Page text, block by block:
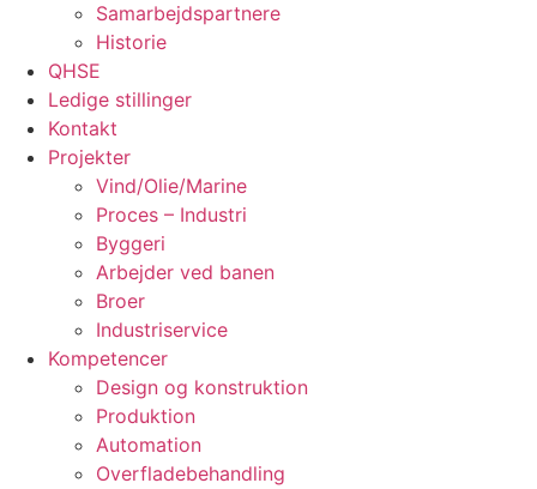
Samarbejdspartnere
Historie
QHSE
Ledige stillinger
Kontakt
Projekter
Vind/Olie/Marine
Proces – Industri
Byggeri
Arbejder ved banen
Broer
Industriservice
Kompetencer
Design og konstruktion
Produktion
Automation
Overfladebehandling